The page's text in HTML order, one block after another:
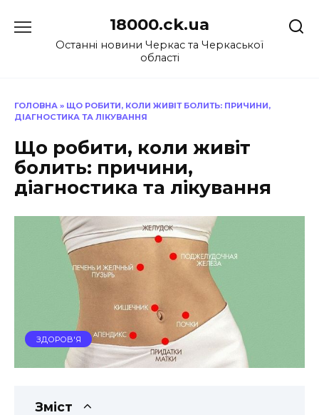
до
18000.ck.ua
Останні новини Черкас та Черкаської
області
ГОЛОВНА » ЩО РОБИТИ, КОЛИ ЖИВІТ БОЛИТЬ: ПРИЧИНИ,
ДІАГНОСТИКА ТА ЛІКУВАННЯ
Що робити, коли живіт
болить: причини,
діагностика та лікування
ЗДОРОВ'Я
Зміст